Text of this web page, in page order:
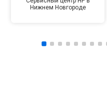
Нижнем Новгороде